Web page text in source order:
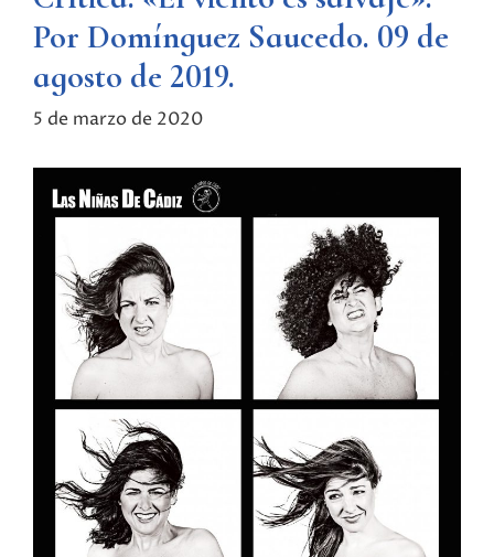
Por Domínguez Saucedo. 09 de
agosto de 2019.
5 de marzo de 2020